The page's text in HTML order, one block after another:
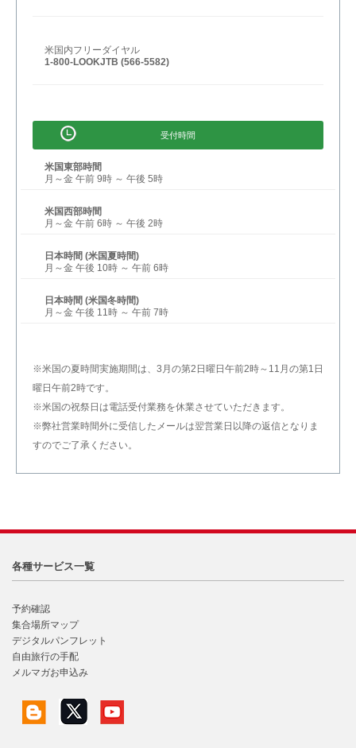
米国内フリーダイヤル
1-800-LOOKJTB (566-5582)
受付時間
米国東部時間
月～金 午前 9時 ～ 午後 5時
米国西部時間
月～金 午前 6時 ～ 午後 2時
日本時間 (米国夏時間)
月～金 午後 10時 ～ 午前 6時
日本時間 (米国冬時間)
月～金 午後 11時 ～ 午前 7時
※米国の夏時間実施期間は、3月の第2日曜日午前2時～11月の第1日
曜日午前2時です。
※米国の祝祭日は電話受付業務を休業させていただきます。
※弊社営業時間外に受信したメールは翌営業日以降の返信となりま
すのでご了承ください。
各種サービス一覧
予約確認
集合場所マップ
デジタルパンフレット
自由旅行の手配
メルマガお申込み